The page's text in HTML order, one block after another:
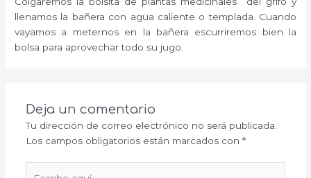
llenamos la bañera con agua caliente o templada. Cuando
vayamos a meternos en la bañera escurriremos bien la
bolsa para aprovechar todo su jugo.
Deja un comentario
Tu dirección de correo electrónico no será publicada.
Los campos obligatorios están marcados con *